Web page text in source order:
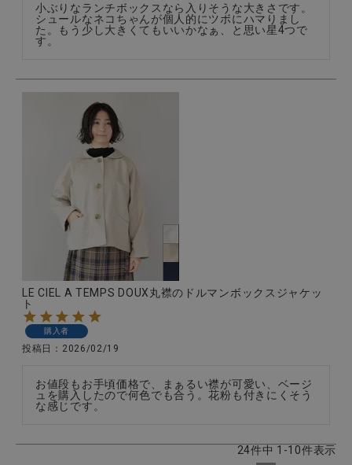
小ぶりなランチボックスなら入りそうな大きさです。
シュールなネコちゃんが個人的にツボにハマりまし
た。もう少し大きくてもいいかなぁ、と思い星4つで
す。
LE CIEL A TEMPS DOUX丸襟のドルマンボックスジャケッ
ト
購入者
投稿日 2026/02/19
お値段もお手頃価格で、まぁるい襟が可愛い、ベージ
ュを購入したので何色でも合う。花粉も付きにくそう
な感じです。
24件中 1 -10件表示